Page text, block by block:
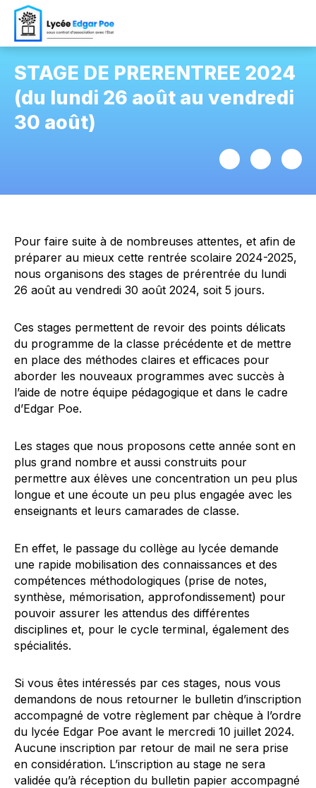
STAGE DE PRERENTREE 2024
(du lundi 26 août au vendredi
30 août)
Pour faire suite à de nombreuses attentes, et afin de
préparer au mieux cette rentrée scolaire 2024-2025,
nous organisons des stages de prérentrée du lundi
26 août au vendredi 30 août 2024, soit 5 jours.
Ces stages permettent de revoir des points délicats
du programme de la classe précédente et de mettre
en place des méthodes claires et efficaces pour
aborder les nouveaux programmes avec succès à
l’aide de notre équipe pédagogique et dans le cadre
d’Edgar Poe.
Les stages que nous proposons cette année sont en
plus grand nombre et aussi construits pour
permettre aux élèves une concentration un peu plus
longue et une écoute un peu plus engagée avec les
enseignants et leurs camarades de classe.
En effet, le passage du collège au lycée demande
une rapide mobilisation des connaissances et des
compétences méthodologiques (prise de notes,
synthèse, mémorisation, approfondissement) pour
pouvoir assurer les attendus des différentes
disciplines et, pour le cycle terminal, également des
spécialités.
Si vous êtes intéressés par ces stages, nous vous
demandons de nous retourner le bulletin d’inscription
accompagné de votre règlement par chèque à l’ordre
du lycée Edgar Poe avant le mercredi 10 juillet 2024.
Aucune inscription par retour de mail ne sera prise
en considération. L’inscription au stage ne sera
validée qu’à réception du bulletin papier accompagné